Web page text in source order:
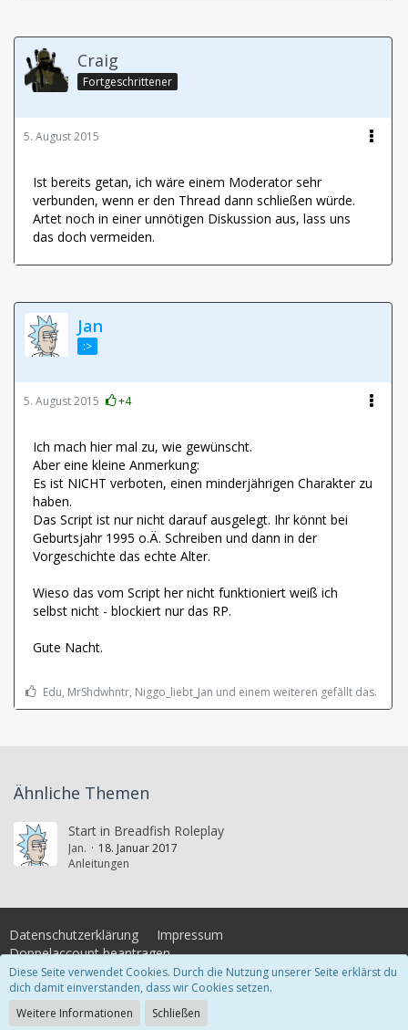
Craig
Fortgeschrittener
5. August 2015
Ist bereits getan, ich wäre einem Moderator sehr
verbunden, wenn er den Thread dann schließen würde.
Artet noch in einer unnötigen Diskussion aus, lass uns
das doch vermeiden.
Jan
:>
5. August 2015 +4
Ich mach hier mal zu, wie gewünscht.
Aber eine kleine Anmerkung:
Es ist NICHT verboten, einen minderjährigen Charakter zu
haben.
Das Script ist nur nicht darauf ausgelegt. Ihr könnt bei
Geburtsjahr 1995 o.Ä. Schreiben und dann in der
Vorgeschichte das echte Alter.
Wieso das vom Script her nicht funktioniert weiß ich
selbst nicht - blockiert nur das RP.
Gute Nacht.
Edu, MrShdwhntr, Niggo_liebt_Jan und einem weiteren gefällt das.
Ähnliche Themen
Start in Breadfish Roleplay
Jan.
18. Januar 2017
Anleitungen
Datenschutzerklärung
Impressum
Doppelaccount beantragen
Community-Software:
Diese Seite verwendet Cookies. Durch die Nutzung unserer Seite erklärst du
dich damit einverstanden, dass wir Cookies setzen.
Weitere Informationen
Schließen